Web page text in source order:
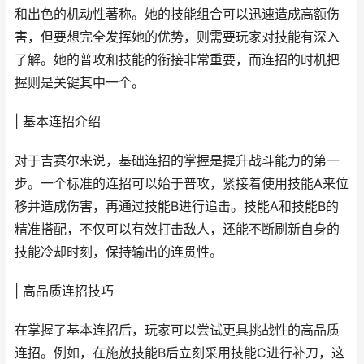
和出色的机动性著称。她的技能组合可以迅速造成高额伤
害，但要想完全发挥她的优势，则需要玩家对技能有深入
了解。她的普攻和技能的衔接非常重要，而连招的时机把
握则是关键其中一个。
| 基本连招介绍
对于吉赛尔来说，基础连招的掌握是提升战斗能力的第一
步。一个标准的连招可以始于普攻，紧接着使用技能A来位
移并造成伤害，再通过技能B进行追击。技能A和技能B的
精准搭配，不仅可以有效打击敌人，还能不断刷新自身的
技能冷却时刻，保持输出的连贯性。
| 高品质连招技巧
在掌握了基本连招后，玩家可以尝试更具挑战性的高品质
连招。例如，在施放技能B后立刻采用技能C进行补刀，这